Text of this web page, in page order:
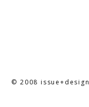
© 2008 issue+design